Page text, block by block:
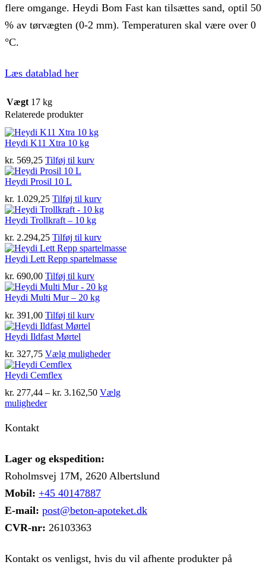
flere omgange. Heydi Bom Fast kan tilsættes sand, optil 50
% av tørvægten (0-2 mm). Temperaturen skal være over 0
°C.
Læs datablad her
Vægt 17 kg
Relaterede produkter
Heydi K11 Xtra 10 kg
kr. 569,25 Tilføj til kurv
Heydi Prosil 10 L
kr. 1.029,25 Tilføj til kurv
Heydi Trollkraft – 10 kg
kr. 2.294,25 Tilføj til kurv
Heydi Lett Repp spartelmasse
kr. 690,00 Tilføj til kurv
Heydi Multi Mur – 20 kg
kr. 391,00 Tilføj til kurv
Heydi Ildfast Mørtel
kr. 327,75 Vælg mulighederDette
varianter.
Heydi Cemflex
kr. 277,44 – kr. 3.162,50Prisinterval:
Vælg
mulighederDette
Mulighederne
vælges
på
varesiden
Kontakt
Lager og ekspedition:
Roholmsvej 17M, 2620 Albertslund
Mobil: +45 40147887
E-mail: post@beton-apoteket.dk
CVR-nr: 26103363
Kontakt os venligst, hvis du vil afhente produkter på